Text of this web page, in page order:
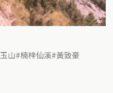
玉山 楠梓仙溪 黃致豪